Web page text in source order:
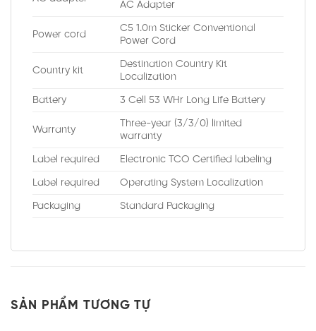
AC Adapter
Power cord
C5 1.0m Sticker Conventional
Power Cord
Country kit
Destination Country Kit
Localization
Battery 3 Cell 53 WHr Long Life Battery
Warranty
Three-year (3/3/0) limited
warranty
Label required Electronic TCO Certified labeling
Label required Operating System Localization
Packaging Standard Packaging
SẢN PHẨM TƯƠNG TỰ